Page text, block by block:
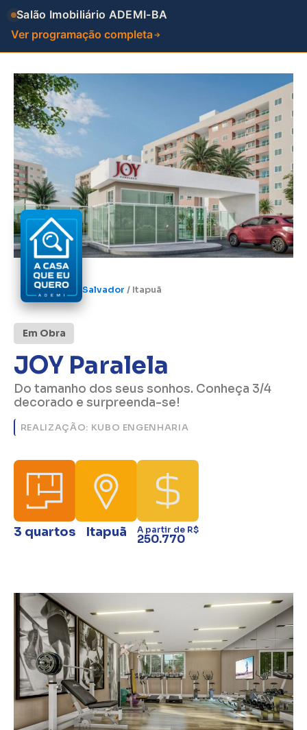
Salão Imobiliário ADEMI-BA
Ver programação completa
Salvador / Itapuã
Em Obra
JOY Paralela
Do tamanho dos seus sonhos. Conheça 3/4
decorado e surpreenda-se!
REALIZAÇÃO: KUBO ENGENHARIA
3 quartos Itapuã A partir de R$
250.770